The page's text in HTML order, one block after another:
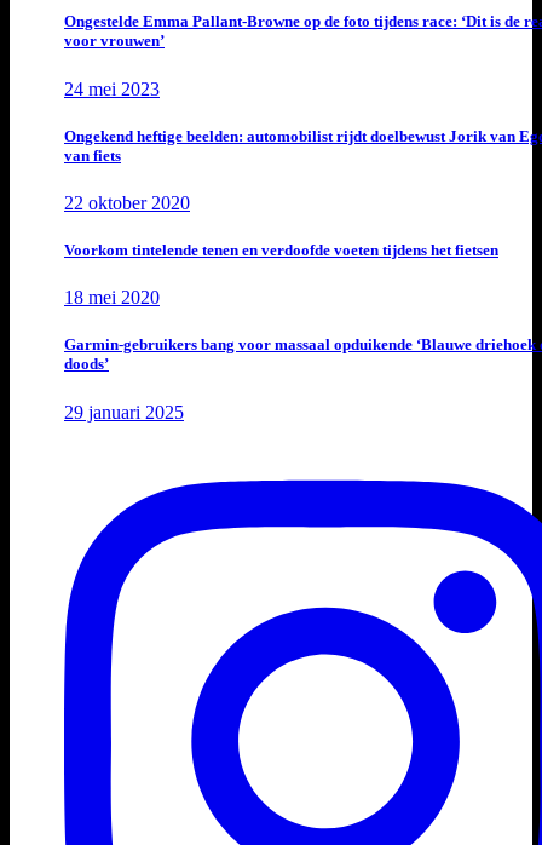
Ongestelde Emma Pallant-Browne op de foto tijdens race: ‘Dit is de
voor vrouwen’
24 mei 2023
Ongekend heftige beelden: automobilist rijdt doelbewust Jorik van
van fiets
22 oktober 2020
Voorkom tintelende tenen en verdoofde voeten tijdens het fietsen
18 mei 2020
Garmin-gebruikers bang voor massaal opduikende ‘Blauwe driehoek
doods’
29 januari 2025